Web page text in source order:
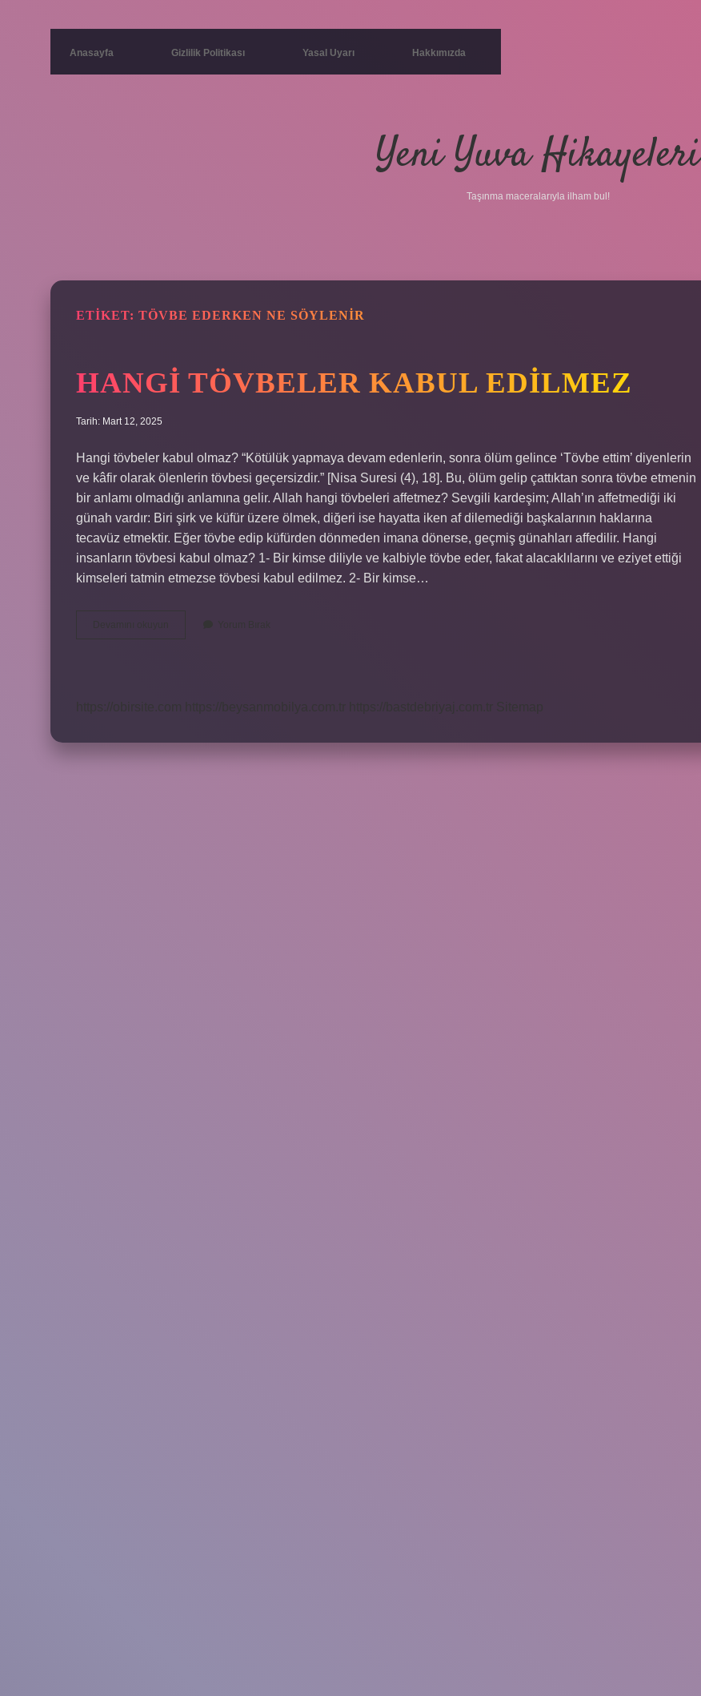
Anasayfa Gizlilik Politikası Yasal Uyarı Hakkımızda
Yeni Yuva Hikayeleri
Taşınma maceralarıyla ilham bul!
ETIKET: TÖVBE EDERKEN NE SÖYLENIR
HANGI TÖVBELER KABUL EDILMEZ
Tarih: Mart 12, 2025
Hangi tövbeler kabul olmaz? “Kötülük yapmaya devam edenlerin, sonra ölüm gelince ‘Tövbe ettim’ diyenlerin
ve kâfir olarak ölenlerin tövbesi geçersizdir.” [Nisa Suresi (4), 18]. Bu, ölüm gelip çattıktan sonra tövbe etmenin
bir anlamı olmadığı anlamına gelir. Allah hangi tövbeleri affetmez? Sevgili kardeşim; Allah’ın affetmediği iki
günah vardır: Biri şirk ve küfür üzere ölmek, diğeri ise hayatta iken af ​​dilemediği başkalarının haklarına
tecavüz etmektir. Eğer tövbe edip küfürden dönmeden imana dönerse, geçmiş günahları affedilir. Hangi
insanların tövbesi kabul olmaz? 1- Bir kimse diliyle ve kalbiyle tövbe eder, fakat alacaklılarını ve eziyet ettiği
kimseleri tatmin etmezse tövbesi kabul edilmez. 2- Bir kimse…